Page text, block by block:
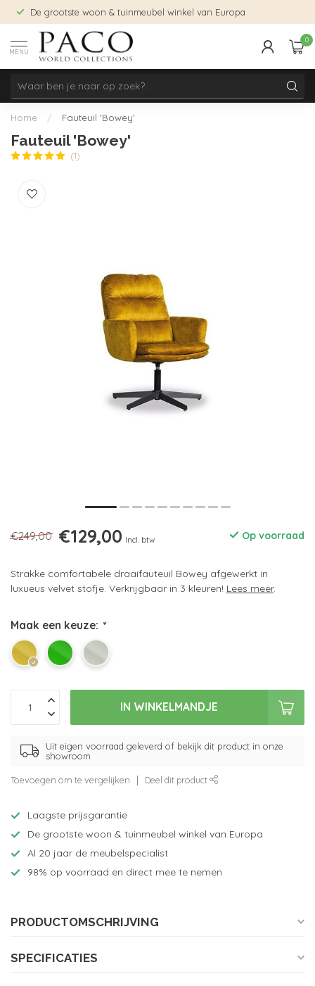
De grootste woon & tuinmeubel winkel van Europa
MENU
0
Home / Fauteuil 'Bowey'
Fauteuil 'Bowey'
(1)
€249,00 €129,00 Incl. btw Op voorraad
Strakke comfortabele draaifauteuil Bowey afgewerkt in
luxueus velvet stofje. Verkrijgbaar in 3 kleuren! Lees meer.
Maak een keuze: *
IN WINKELMANDJE
Uit eigen voorraad geleverd of bekijk dit product in onze
showroom
Toevoegen om te vergelijken Deel dit product
Laagste prijsgarantie
De grootste woon & tuinmeubel winkel van Europa
Al 20 jaar de meubelspecialist
98% op voorraad en direct mee te nemen
PRODUCTOMSCHRIJVING
SPECIFICATIES